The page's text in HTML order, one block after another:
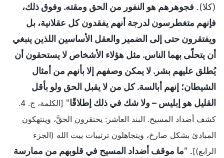
(كلا). فجوهرهم هو النفور من الحق ومقته. وفوق ذلك،
فإنهم متغطرسون لدرجة أنهم يفقدون كل عقلانية، بل
ويفتقرون حتى إلى الضمير والعقل الأساسين اللذين ينبغي
أن يتحلّى بهما الناس. مثل هؤلاء الأشخاص لا يستحقون أن
يُطلق عليهم بشر. لا يمكن وصفهم إلا بأنهم من أمثال
الشيطان؛ إنهم أبالسة. كل من لا يقبل الحق ولو بأقل
القليل هو إبليس – ولا شك في ذلك إطلاقًا"
[الكلمة، ج. 4.
كشف أضداد المسيح. البند العاشر: يحتقرون الحقَّ، وينتهكون
المبادئ بشكل صارخ، ويتجاهلون ترتيبات بيت الله (الجزء
الرابع)]. "ما موقف أضداد المسيح في قلوبهم من ممارسة